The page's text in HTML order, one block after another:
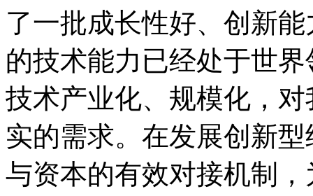
了一批成长性好、创新
的技术能力已经处于世
技术产业化、规模化，
实的需求。在发展创新
与资本的有效对接机制